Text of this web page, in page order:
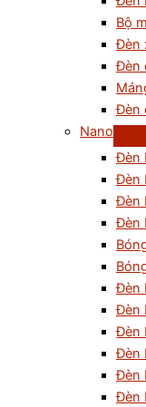
Bộ
Đèn
Đèn
Đèn
Nano
Đèn
Đèn
Đèn
Đèn
Đèn
Đèn
Đèn
Đèn
Đèn
Đèn